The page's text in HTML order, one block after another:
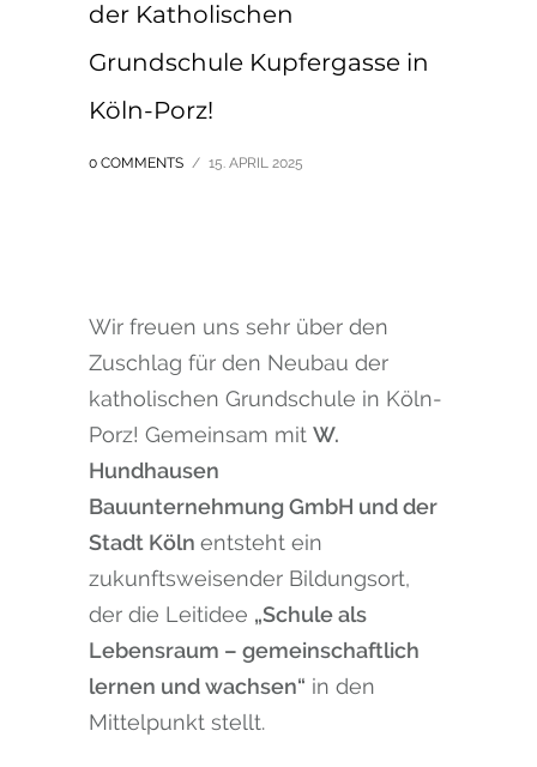
der Katholischen
Grundschule Kupfergasse in
Köln-Porz!
0 COMMENTS / 15. APRIL 2025
Wir freuen uns sehr über den
Zuschlag für den Neubau der
katholischen Grundschule in Köln-
Porz! Gemeinsam mit W.
Hundhausen
Bauunternehmung GmbH und der
Stadt Köln entsteht ein
zukunftsweisender Bildungsort,
der die Leitidee „Schule als
Lebensraum – gemeinschaftlich
lernen und wachsen“ in den
Mittelpunkt stellt.